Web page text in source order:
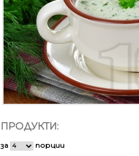
ПРОДУКТИ:
за порции